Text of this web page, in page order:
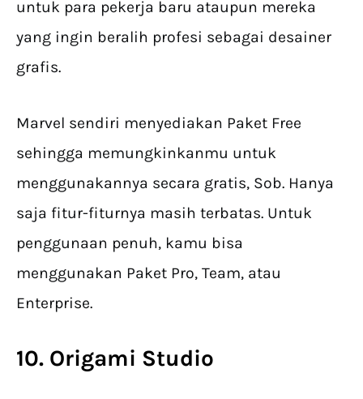
untuk para pekerja baru ataupun mereka
yang ingin beralih profesi sebagai desainer
grafis.
Marvel sendiri menyediakan Paket Free
sehingga memungkinkanmu untuk
menggunakannya secara gratis, Sob. Hanya
saja fitur-fiturnya masih terbatas. Untuk
penggunaan penuh, kamu bisa
menggunakan Paket Pro, Team, atau
Enterprise.
10. Origami Studio